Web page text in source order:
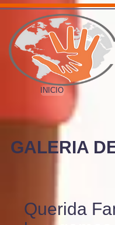
INICIO
GALERIA
Querida